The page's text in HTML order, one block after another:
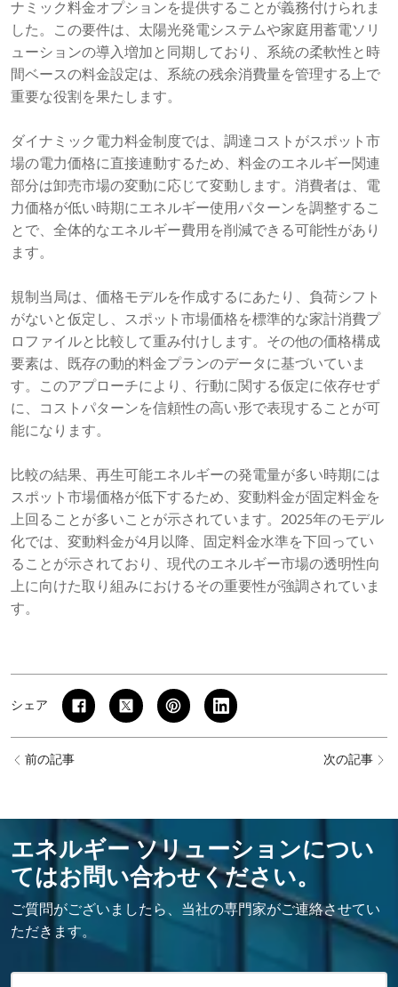
ナミック料金オプションを提供することが義務付けられま
した。この要件は、太陽光発電システムや家庭用蓄電ソリ
ューションの導入増加と同期しており、系統の柔軟性と時
間ベースの料金設定は、系統の残余消費量を管理する上で
重要な役割を果たします。
ダイナミック電力料金制度では、調達コストがスポット市
場の電力価格に直接連動するため、料金のエネルギー関連
部分は卸売市場の変動に応じて変動します。消費者は、電
力価格が低い時期にエネルギー使用パターンを調整するこ
とで、全体的なエネルギー費用を削減できる可能性があり
ます。
規制当局は、価格モデルを作成するにあたり、負荷シフト
がないと仮定し、スポット市場価格を標準的な家計消費プ
ロファイルと比較して重み付けします。その他の価格構成
要素は、既存の動的料金プランのデータに基づいていま
す。このアプローチにより、行動に関する仮定に依存せず
に、コストパターンを信頼性の高い形で表現することが可
能になります。
比較の結果、再生可能エネルギーの発電量が多い時期には
スポット市場価格が低下するため、変動料金が固定料金を
上回ることが多いことが示されています。2025年のモデル
化では、変動料金が4月以降、固定料金水準を下回ってい
ることが示されており、現代のエネルギー市場の透明性向
上に向けた取り組みにおけるその重要性が強調されていま
す。
シェア
前の記事 次の記事
エネルギー ソリューションについ
てはお問い合わせください。
ご質問がございましたら、当社の専門家がご連絡させてい
ただきます。